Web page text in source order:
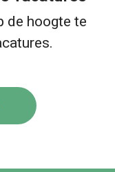
de hoogte te